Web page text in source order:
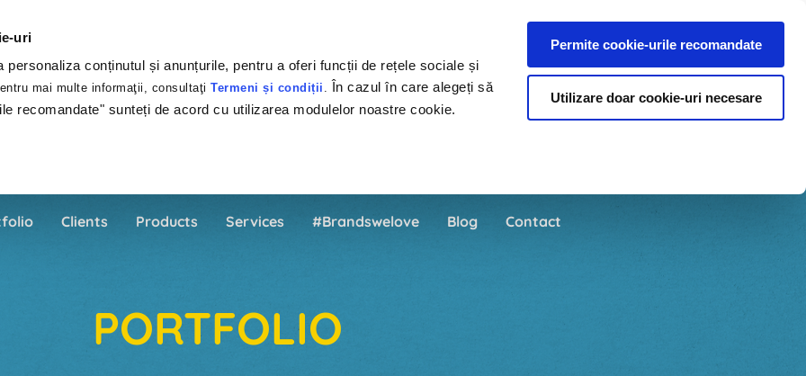
uri
personaliza conținutul și anunțurile, pentru a oferi funcții de rețele sociale și
mai multe informaţii, consultaţiTermeni și condiții . În cazul în care alegeți să
recomandate" sunteți de acord cu utilizarea modulelor noastre cookie.
Permite cookie-urile recomandate
Utilizare doar cookie-uri necesare
Clients Products Services #Brandswelove Blog Contact
PORTFOLIO